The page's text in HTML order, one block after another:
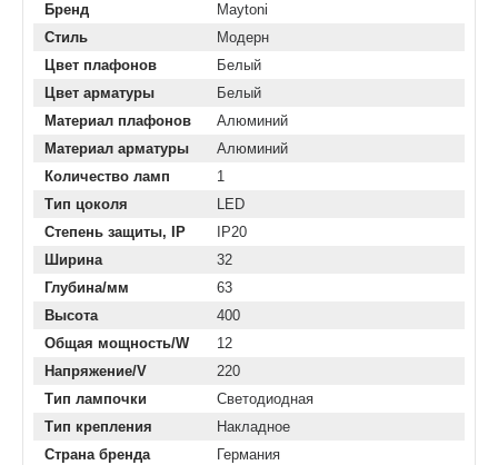
Бренд
Maytoni
Стиль
Модерн
Цвет плафонов
Белый
Цвет арматуры
Белый
Материал плафонов
Алюминий
Материал арматуры
Алюминий
Количество ламп
1
Тип цоколя
LED
Степень защиты, IP
IP20
Ширина
32
Глубина/мм
63
Высота
400
Общая мощность/W
12
Напряжение/V
220
Тип лампочки
Светодиодная
Тип крепления
Накладное
Страна бренда
Германия